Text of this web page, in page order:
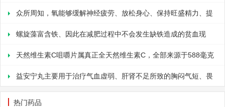
疗程购买更便宜吗?罗布麻茶具有延缓衰老、美
高血压、心脏病、糖尿病、肾病等慢性病患者应在医师指导下服用。
活性又是最高的一种。小麦胚芽油软胶囊的原料是采用高科技低温方
法从新鲜优质小麦胚芽(出芽不超过一周)中萃取而得，近乎苛刻的全
球原料采购标准，确保原料质量。小
年的历史，广泛应用于治疗各种疾病。那么，金银花的作用是什么?
金银花又称忍冬花。忍冬是半常绿灌木，茎半蔓生，叶卵圆形，开喇
叭形的花朵。初开花时白色，后逐渐转变为黄色，这是“金银花”名称
的由来。金银花品种较多，常见的有红金银花
众所周知，氧能够缓解神经疲劳、放松身心、保持旺盛精力、提
高工作效率; 改善大脑供氧状况，调节脑神经系统功能，提高记忆力
和思维能力，提高学习效率。那么，下面由笔者为你介绍，野花花旗
参含片怎么保存?过期还能用吗?花旗参含片是花旗参的医用制品。
花旗参又名花旗参，是一种名贵中药，虽原产
螺旋藻富含铁、因此在减肥过程中不会发生缺铁造成的贫血现
象，又因其含有丰富的蛋白质易被子吸收，含脂肪量极少，因而产生
的热量也少，故可达到减肥的目的。那么螺旋藻片是什么?有什么用
处?螺旋藻(Spirulina)是一类低等植物，属于蓝藻门，颤藻科。它们
天然维生素C咀嚼片属真正全天然维生素C，全部来源于588毫克
针叶樱桃浓缩物，不含合成维生素C，真正全天然，那什么时候才需
要服用天然维生素c咀嚼片?皮肤出现黑黄、黯沉、粗糙、敏感等亚健
益安宁丸主要用于治疗气血虚弱、肝肾不足所致的胸闷气短、畏
寒肢冷、手足麻木，对失眠健忘、神疲乏力、腰膝酸软等病症也有一
热门药品